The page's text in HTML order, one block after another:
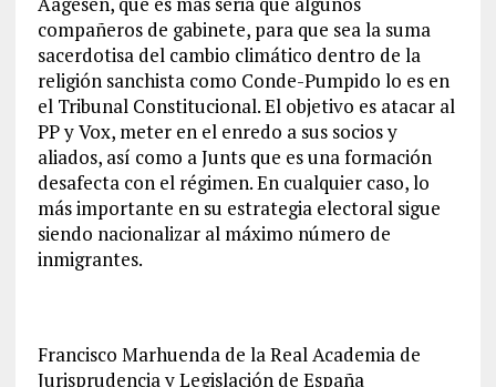
compañeros de gabinete, para que sea la suma
sacerdotisa del cambio climático dentro de la
religión sanchista como Conde-Pumpido lo es en
el Tribunal Constitucional. El objetivo es atacar al
PP y Vox, meter en el enredo a sus socios y
aliados, así como a Junts que es una formación
desafecta con el régimen. En cualquier caso, lo
más importante en su estrategia electoral sigue
siendo nacionalizar al máximo número de
inmigrantes.
Francisco Marhuenda de la Real Academia de
Jurisprudencia y Legislación de España